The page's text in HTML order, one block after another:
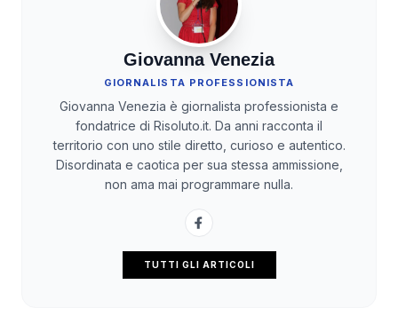
Giovanna Venezia
GIORNALISTA PROFESSIONISTA
Giovanna Venezia è giornalista professionista e
fondatrice di Risoluto.it. Da anni racconta il
territorio con uno stile diretto, curioso e autentico.
Disordinata e caotica per sua stessa ammissione,
non ama mai programmare nulla.
TUTTI GLI ARTICOLI